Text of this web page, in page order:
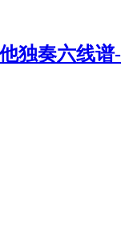
独奏六线谱-